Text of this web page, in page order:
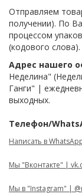
Отправляем
получении). По
процессом
(кодового слова).
Адрес нашего
Неделина"
Ганги" |
выходных.
Телефон/
Написать в
Мы "Вконтакте" |
Мы в "Instagram" |